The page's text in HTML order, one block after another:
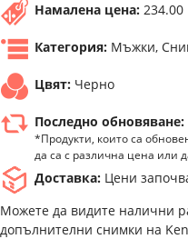
Намалена цена: 234.00
Категория: Мъжки,
Цвят: Черно
Последно обновяване:
*Продукти, които са
да са с различна цена или
Доставка: Цени
Можете да видите налични
допълнителни снимки на